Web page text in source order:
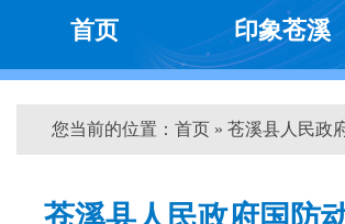
首页 印象苍溪
您当前的位置： 首页 » 苍溪县人民政
苍溪县人民政府国防